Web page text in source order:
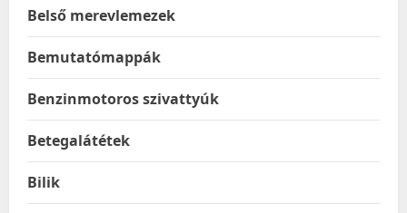
Belső merevlemezek
Bemutatómappák
Benzinmotoros szivattyúk
Betegalátétek
Bilik